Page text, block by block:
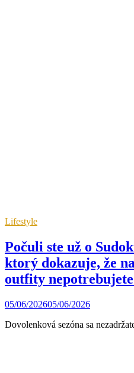
Lifestyle
Počuli ste už o
ktorý dokazuje, že
outfity
05/06/202605/06/2026
Dovolenková sezóna sa